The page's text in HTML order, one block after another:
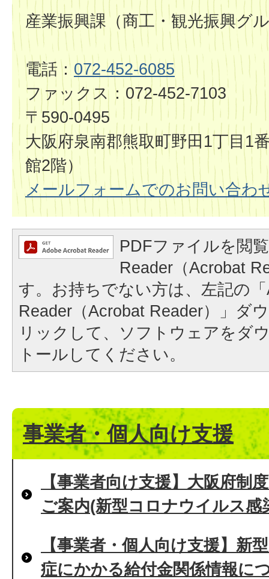
産業振興課（商工・観光振興グ
電話： 072-452-6085
ファックス：072-452-7103
〒590-0495
大阪府泉南郡熊取町野田1丁目1
館2階）
メールフォームでのお問い合わ
PDFファイルを閲
Reader（Acrobat
す。お持ちでない方は、左記の
Reader（Acrobat Reader）」ダ
リックして、ソフトウェアをダ
トールしてください。
事業者・個人向け支援
【事業者向け支援】大阪府制
ご案内(新型コロナウイルス感
【事業者・個人向け支援】新
症にかかる給付金関係情報に